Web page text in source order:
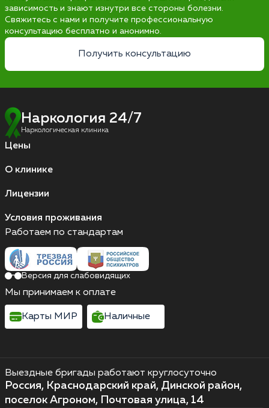
зависимость и знают изнутри все стороны болезни.
Свяжитесь с нами и получите профессиональную
консультацию бесплатно и анонимно.
Получить консультацию
Наркология 24/7
Наркологическая клиника
Цены
О клинике
Лицензии
Условия проживания
Выездные бригады работают круглосуточно
Россия, Краснодарский край, Динской район,
поселок Агроном, Почтовая улица, 14
Работаем по стандартам
Версия для слабовидящих
Мы принимаем к оплате
Карты МИР Наличные